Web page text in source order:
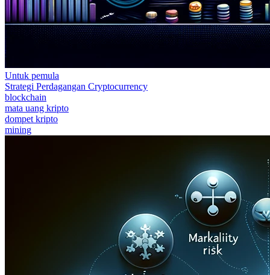
Untuk pemula
Strategi Perdagangan Cryptocurrency
blockchain
mata uang kripto
dompet kripto
mining